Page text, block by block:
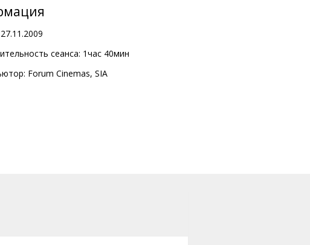
27.11.2009
сеанса: 1час 40мин
Forum Cinemas, SIA